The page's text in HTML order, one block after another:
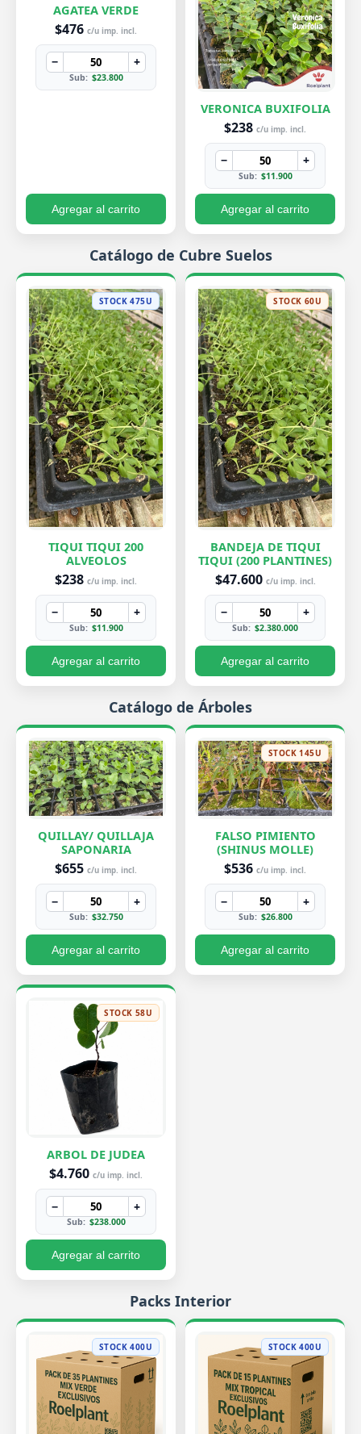
AGATEA VERDE
$476 c/u imp. incl.
− +
Sub: $23.800
Agregar al carrito
VERONICA BUXIFOLIA
$238 c/u imp. incl.
− +
Sub: $11.900
Agregar al carrito
Catálogo de Cubre Suelos
STOCK 475U
TIQUI TIQUI 200
ALVEOLOS
$238 c/u imp. incl.
− +
Sub: $11.900
Agregar al carrito
STOCK 60U
BANDEJA DE TIQUI
TIQUI (200 PLANTINES)
$47.600 c/u imp. incl.
− +
Sub: $2.380.000
Agregar al carrito
Catálogo de Árboles
QUILLAY/ QUILLAJA
SAPONARIA
$655 c/u imp. incl.
− +
Sub: $32.750
Agregar al carrito
STOCK 145U
FALSO PIMIENTO
(SHINUS MOLLE)
$536 c/u imp. incl.
− +
Sub: $26.800
Agregar al carrito
STOCK 58U
ARBOL DE JUDEA
$4.760 c/u imp. incl.
− +
Sub: $238.000
Agregar al carrito
Packs Interior
STOCK 400U STOCK 400U